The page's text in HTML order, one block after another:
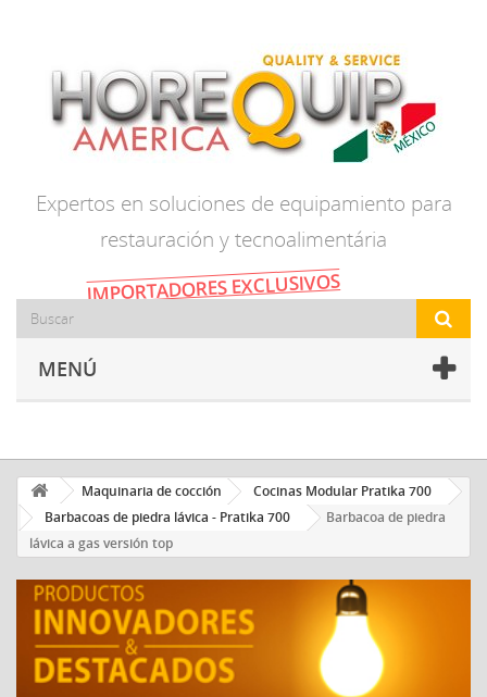
Expertos en soluciones de equipamiento para
restauración y tecnoalimentária
IMPORTADORES EXCLUSIVOS
MENÚ
Maquinaria de cocción
Cocinas Modular Pratika 700
Barbacoas de piedra lávica - Pratika 700
Barbacoa de piedra
lávica a gas versión top